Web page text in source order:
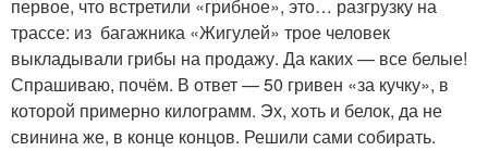
первое, что встретили «грибное», это… разгрузку на
трассе: из багажника «Жигулей» трое человек
выкладывали грибы на продажу. Да каких — все белые!
Спрашиваю, почём. В ответ — 50 гривен «за кучку», в
которой примерно килограмм. Эх, хоть и белок, да не
свинина же, в конце концов. Решили сами собирать.